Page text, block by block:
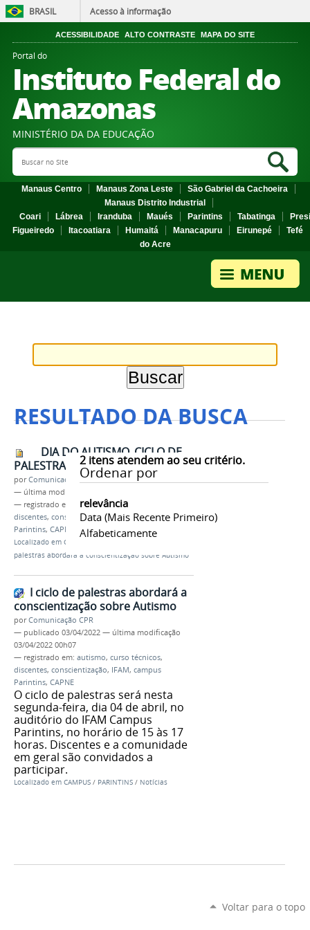
BRASIL Acesso à informação
ACESSIBILIDADE ALTO CONTRASTE MAPA DO SITE
Portal do
Instituto Federal do
Amazonas
MINISTÉRIO DA DA EDUCAÇÃO
Search Site
Manaus Centro Manaus Zona Leste
São Gabriel da Cachoeira
Manaus Distrito Industrial
Coari
Lábrea Iranduba Maués Parintins Tabatinga
Figueiredo
Itacoatiara Humaitá Manacapuru Eirunepé
Tefé
do Acre
RESULTADO DA BUSCA
2itens atendem ao seu critério.
Ordenar por
relevância
Data (mais Recente Primeiro)
Alfabeticamente
DIA DO AUTISMO_CICLO DE
PALESTRAS f comp.jpg
porComunicação CPR
— última modificação
— registrado em:
autismo,curso técnicos
discentes, conscientização,IFAM, campus
Parintins, CAPNE
Localizado em CAMPUS
palestras abordará a conscientização sobre Autismo
I ciclo de palestras abordará a
conscientização sobre Autismo
porComunicação CPR
— publicado 03/04/2022 — última modificação
03/04/2022 00h07
— registrado em: autismo, curso técnicos,
discentes, conscientização, IFAM, campus
Parintins, CAPNE
O ciclo de palestras será nesta
segunda-feira, dia 04 de abril, no
auditório do IFAM Campus
Parintins, no horário de 15 às 17
horas. Discentes e a comunidade
em geral são convidados a
participar.
Localizado em CAMPUS / PARINTINS / Notícias
Voltar para o topo